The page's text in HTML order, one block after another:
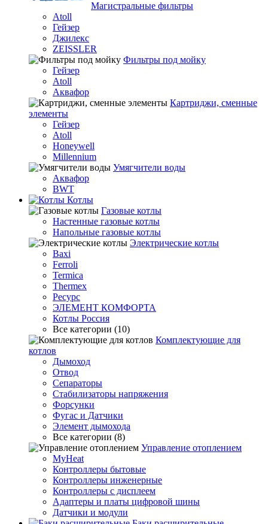
Магистральные фильтры
Atoll
Гейзер
Джилекс
ZEISSLER
Фильтры под мойку
Гейзер
Atoll
Аквафор
Картриджи, сменные
элементы
Гейзер
Atoll
Honeywell
Millennium
Умягчители воды
Аквафор
BWT
Котлы
Гaзовые котлы
Настенные газовые котлы
Напольные газовые котлы
Электрические котлы
Baxi
Ferroli
Termica
Thermex
Ресурс
ЭЛЕМЕНТ КОМФОРТА
Котлы Россия
Все категории (10)
Комплектующие для
котлов
Дымоход
Отвод
Сепараторы
Стабилизаторы напряжения
Форсунки
Фугас и Датчики
Элемент дымохода
Все категории (8)
Управление отоплением
MyHeat
Контроллеры бытовые
Контроллеры инженерные
Контроллеры с дисплеем
Адаптеры и платы цифровой шины
Датчики и модули